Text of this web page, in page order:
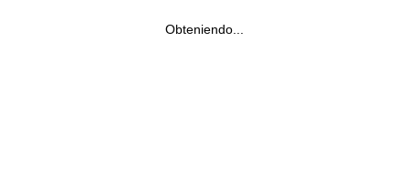
Obteniendo...